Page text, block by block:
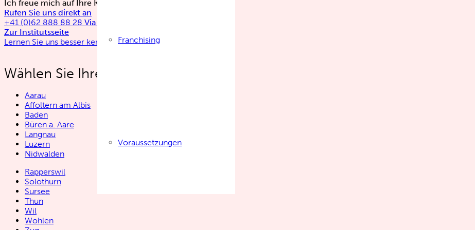
Franchising
Voraussetzungen
Ich freue mich auf Ihre Kontaktaufnahme
Rufen Sie uns direkt an
+41 (0)62 888 88 28 Via Kontaktformular
Zur Institutsseite
Lernen Sie uns besser kennen
Wählen Sie Ihren Institutsstandort:
Aarau
Affoltern am Albis
Baden
Büren a. Aare
Langnau
Luzern
Nidwalden
Rapperswil
Solothurn
Sursee
Thun
Wil
Wohlen